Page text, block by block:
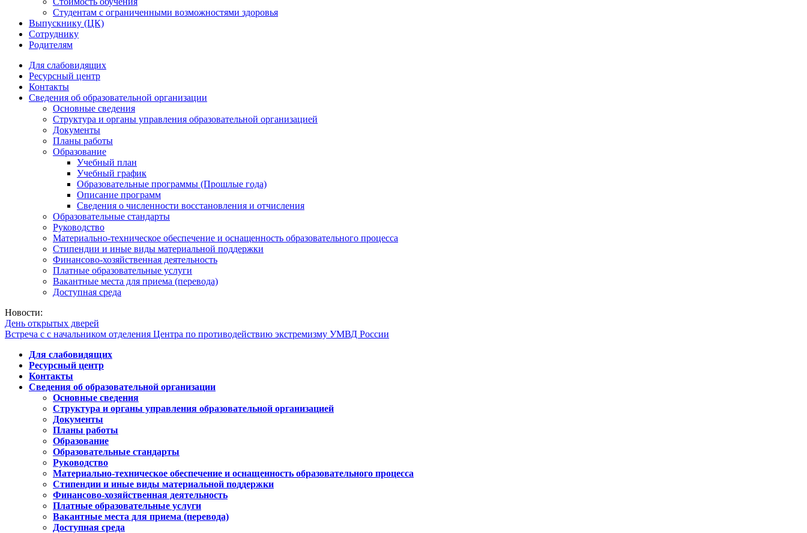
Студентам с ограниченными возможностями здоровья
Выпускнику (ЦК)
Сотруднику
Родителям
Для слабовидящих
Ресурсный центр
Контакты
Сведения об образовательной организации
Основные сведения
Структура и органы управления образовательной организацией
Документы
Планы работы
Образование
Учебный план
Учебный график
Образовательные программы (Прошлые года)
Описание программ
Сведения о численности восстановления и отчисления
Образовательные стандарты
Руководство
Материально-техническое обеспечение и оснащенность образовательного процесса
Стипендии и иные виды материальной поддержки
Финансово-хозяйственная деятельность
Платные образовательные услуги
Вакантные места для приема (перевода)
Доступная среда
Новости:
День открытых дверей
Встреча с с начальником отделения Центра по противодействию экстремизму УМВД России
Для слабовидящих
Ресурсный центр
Контакты
Сведения об образовательной организации
Основные сведения
Структура и органы управления образовательной организацией
Документы
Планы работы
Образование
Образовательные стандарты
Руководство
Материально-техническое обеспечение и оснащенность образовательного процесса
Стипендии и иные виды материальной поддержки
Финансово-хозяйственная деятельность
Платные образовательные услуги
Вакантные места для приема (перевода)
Доступная среда